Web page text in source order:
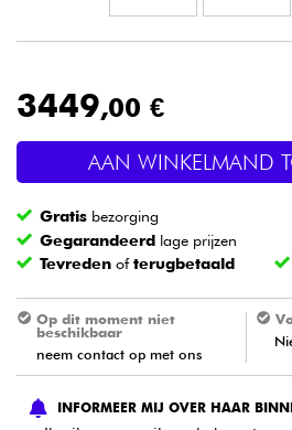
Licht
Drums & percussie
Blaasinstrument
Viool & Quatuor
Kinderen
3449,00 €
AAN WINKELMAND
Gratis bezorging
Gegarandeerd lage prijzen
Tevreden ofterugbetaald
Op dit moment niet
beschikbaar
neem contact op met ons
INFORMEER MIJ OVER HAAR